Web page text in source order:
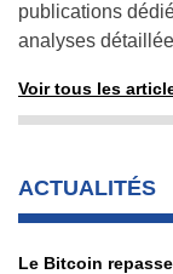
publications
analyses
Voir tous les
ACTUALITÉS
Le Bitcoin